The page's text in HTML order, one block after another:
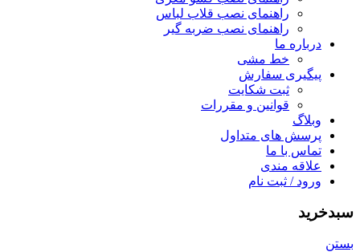
راهنمای نصب قلاب لباس
راهنمای نصب ضربه گیر
درباره ما
خط مشی
پیگیری سفارش
ثبت شکایت
قوانین و مقررات
وبلاگ
پرسش های متداول
تماس با ما
علاقه مندی
ورود / ثبت نام
سبدخرید
بستن